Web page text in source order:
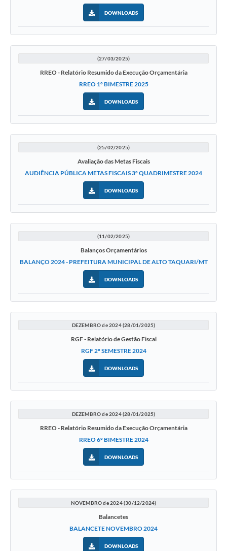
DOWNLOADS
(27/03/2025)
RREO - Relatório Resumido da Execução Orçamentária
RREO 1º BIMESTRE 2025
DOWNLOADS
(25/02/2025)
Avaliação das Metas Fiscais
AUDIÊNCIA PÚBLICA METAS FISCAIS 3º QUADRIMESTRE 2024
DOWNLOADS
(11/02/2025)
Balanços Orçamentários
BALANÇO 2024 - PREFEITURA MUNICIPAL DE ALTO TAQUARI/MT
DOWNLOADS
DEZEMBRO de 2024 (28/01/2025)
RGF - Relatório de Gestão Fiscal
RGF 2º SEMESTRE 2024
DOWNLOADS
DEZEMBRO de 2024 (28/01/2025)
RREO - Relatório Resumido da Execução Orçamentária
RREO 6º BIMESTRE 2024
DOWNLOADS
NOVEMBRO de 2024 (30/12/2024)
Balancetes
BALANCETE NOVEMBRO 2024
DOWNLOADS